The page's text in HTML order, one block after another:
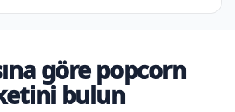
göre popcorn
bulun